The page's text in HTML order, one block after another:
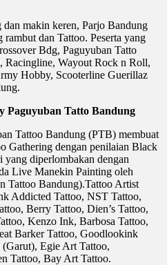
dan makin keren, Parjo Bandung
dan Tattoo. Peserta yang
Bdg, Paguyuban Tatto
Wayout Rock n Roll,
Hobby, Scooterline Guerillaz
Paguyuban Tatto Bandung
Tattoo Bandung (PTB) membuat
Gathering dengan penilaian Black
diperlombakan dengan
Live Manekin Painting oleh
Tattoo Bandung).Tattoo Artist
Addicted Tattoo, NST Tattoo,
Berry Tattoo, Dien’s Tattoo,
Kenzo Ink, Barbosa Tattoo,
Barker Tattoo, Goodlookink
Egie Art Tattoo,
Tattoo, Bay Art Tattoo.